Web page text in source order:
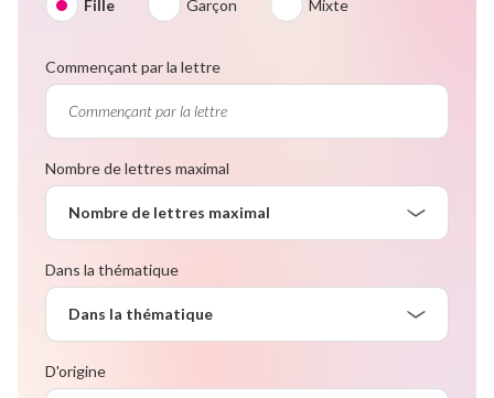
Fille Garçon Mixte
Commençant par la lettre
Nombre de lettres maximal
Nombre de lettres maximal
Dans la thématique
Dans la thématique
D'origine